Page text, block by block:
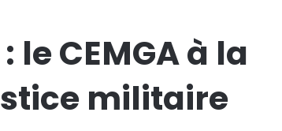
CEMGA à la
militaire